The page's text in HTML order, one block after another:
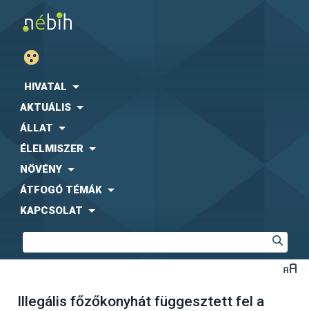
HIVATAL
AKTUÁLIS
ÁLLAT
ÉLELMISZER
NÖVÉNY
ÁTFOGÓ TÉMÁK
KAPCSOLAT
Illegális főzőkonyhát függesztett fel a